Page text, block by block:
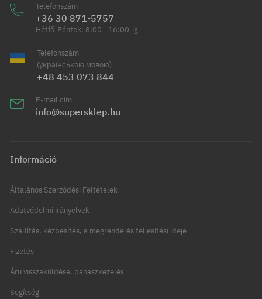
Telefonszám
+36 30 871-5757
Hétfő-Péntek: 8:00 - 16:00-ig
Telefonszám
(українською мовою)
+48 453 073 844
E-mail cím
info@supersklep.hu
Információ
Általános Szerződési Feltételek
Adatvédelmi irányelvek
Szállítás, kézbesítés, a megrendelés teljesítési ideje
Fizetés
Áru visszaküldése, panaszkezelés
Segítség